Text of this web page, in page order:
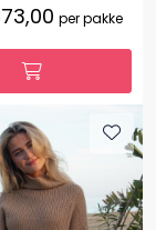
per pakke